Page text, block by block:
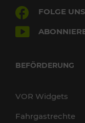
FOLGE
BEFÖRDERUNG
VOR Widgets
Fahrgastrechte